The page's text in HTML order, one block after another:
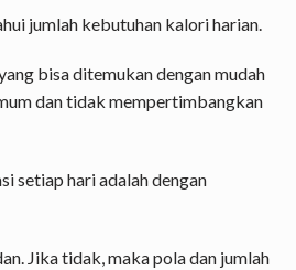
jumlah kebutuhan kalori harian.
bisa ditemukan dengan mudah
dan tidak mempertimbangkan
setiap hari adalah dengan
Jika tidak, maka pola dan jumlah